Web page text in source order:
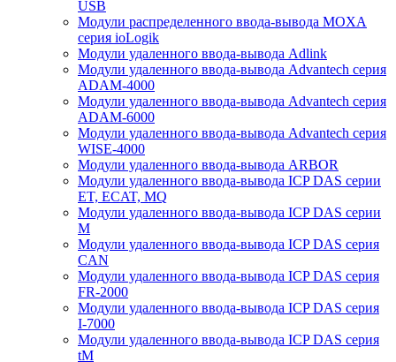
USB
Модули распределенного ввода-вывода MOXA
серия ioLogik
Модули удаленного ввода-вывода Adlink
Модули удаленного ввода-вывода Advantech серия
ADAM-4000
Модули удаленного ввода-вывода Advantech серия
ADAM-6000
Модули удаленного ввода-вывода Advantech серия
WISE-4000
Модули удаленного ввода-вывода ARBOR
Модули удаленного ввода-вывода ICP DAS серии
ET, ECAT, MQ
Модули удаленного ввода-вывода ICP DAS серии
M
Модули удаленного ввода-вывода ICP DAS серия
CAN
Модули удаленного ввода-вывода ICP DAS серия
FR-2000
Модули удаленного ввода-вывода ICP DAS серия
I-7000
Модули удаленного ввода-вывода ICP DAS серия
tM